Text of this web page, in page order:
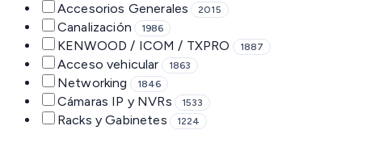
Accesorios Generales 2015
Canalización 1986
KENWOOD / ICOM / TXPRO 1887
Acceso vehicular 1863
Networking 1846
Cámaras IP y NVRs 1533
Racks y Gabinetes 1224